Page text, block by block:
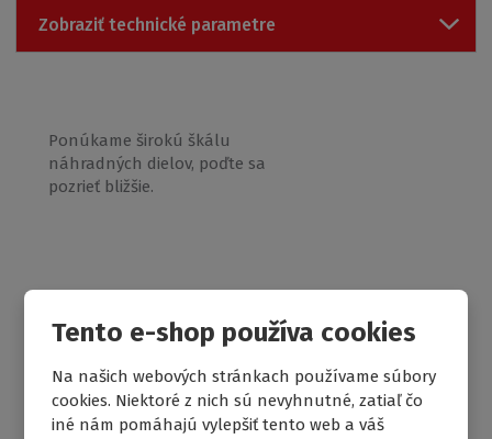
Tento e-shop používa cookies
Na našich webových stránkach používame súbory
cookies. Niektoré z nich sú nevyhnutné, zatiaľ čo
iné nám pomáhajú vylepšiť tento web a váš
Zobraziť technické parametre
Ponúkame širokú škálu
náhradných dielov, poďte sa
pozrieť bližšie.
Náhradné diely